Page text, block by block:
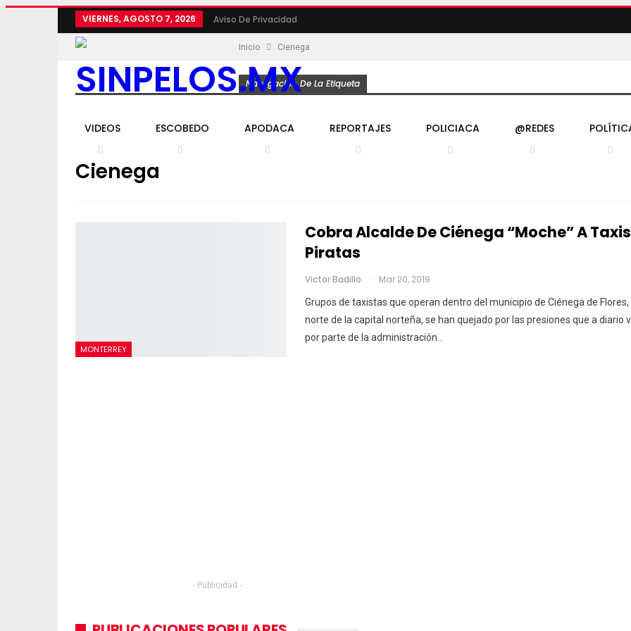
VIERNES, AGOSTO 7, 2026 Aviso De Privacidad
VIDEOS ESCOBEDO APODACA REPORTAJES POLICIACA @REDES
Inicio Cienega
Navegación De La Etiqueta
Cienega
MONTERREY
Cobra Alcalde De Ciénega “moche” A Taxis
Piratas
Victor Badillo Mar 20, 2019
Grupos de taxistas que operan dentro del municipio de Ciénega de Flores,
norte de la capital norteña, se han quejado por las presiones que a diario
por parte de la administración…
- Publicidad -